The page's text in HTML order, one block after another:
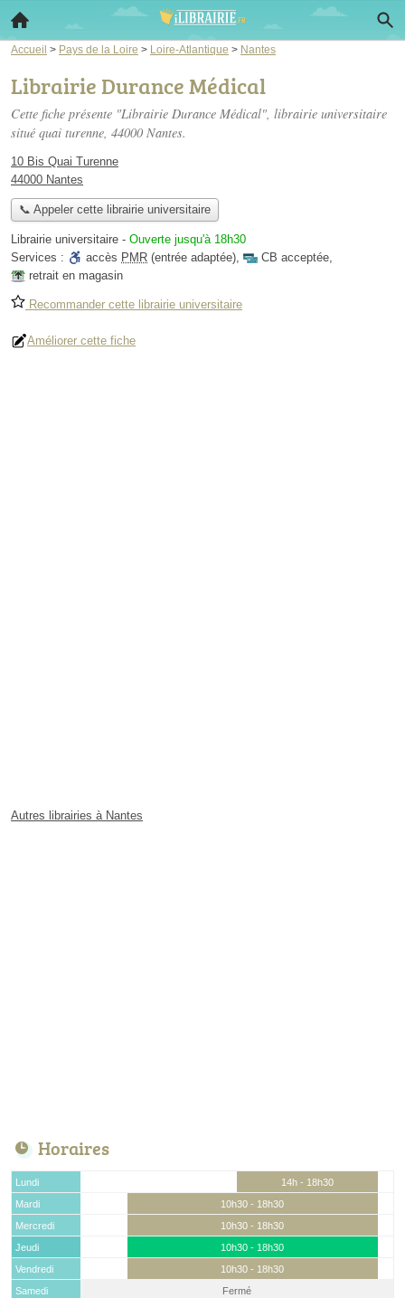
Accueil > Pays de la Loire > Loire-Atlantique > Nantes
Librairie Durance Médical
Cette fiche présente "Librairie Durance Médical", librairie universitaire
situé quai turenne, 44000 Nantes.
10 Bis Quai Turenne
44000 Nantes
📞 Appeler cette librairie universitaire
Librairie universitaire - Ouverte jusqu'à 18h30
Services :
accès PMR (entrée adaptée), CB acceptée,
retrait en magasin
Recommander cette librairie universitaire
Améliorer cette fiche
Autres librairies à Nantes
Horaires
Lundi
14h - 18h30
Mardi
10h30 - 18h30
Mercredi
10h30 - 18h30
Jeudi
10h30 - 18h30
Vendredi
10h30 - 18h30
Samedi
Fermé